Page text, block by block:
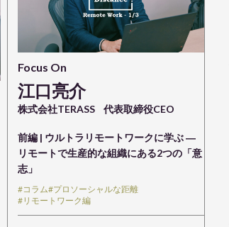
Focus On
江口亮介
株式会社TERASS代表取締役CEO
前編 | ウルトラリモートワークに学ぶ ―
リモートで生産的な組織にある2つの「意
志」
#コラム#プロソーシャルな距離
#リモートワーク編